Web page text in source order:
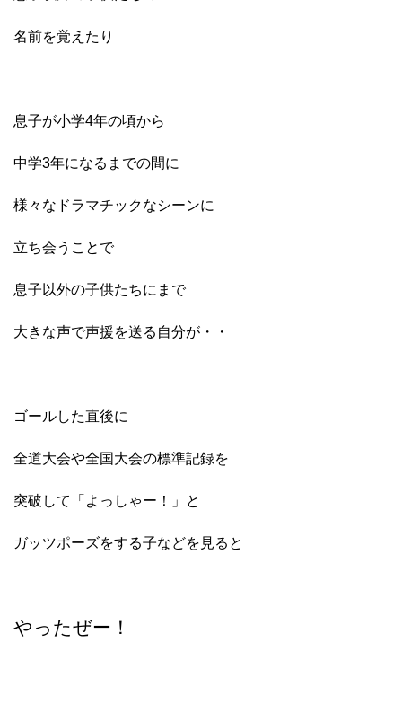
名前を覚えたり
息子が小学4年の頃から
中学3年になるまでの間に
様々なドラマチックなシーンに
立ち会うことで
息子以外の子供たちにまで
大きな声で声援を送る自分が・・
ゴールした直後に
全道大会や全国大会の標準記録を
突破して「よっしゃー！」と
ガッツポーズをする子などを見ると
やったぜー！